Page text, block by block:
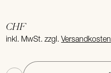
CHF
inkl. MwSt. zzgl.Versandkosten